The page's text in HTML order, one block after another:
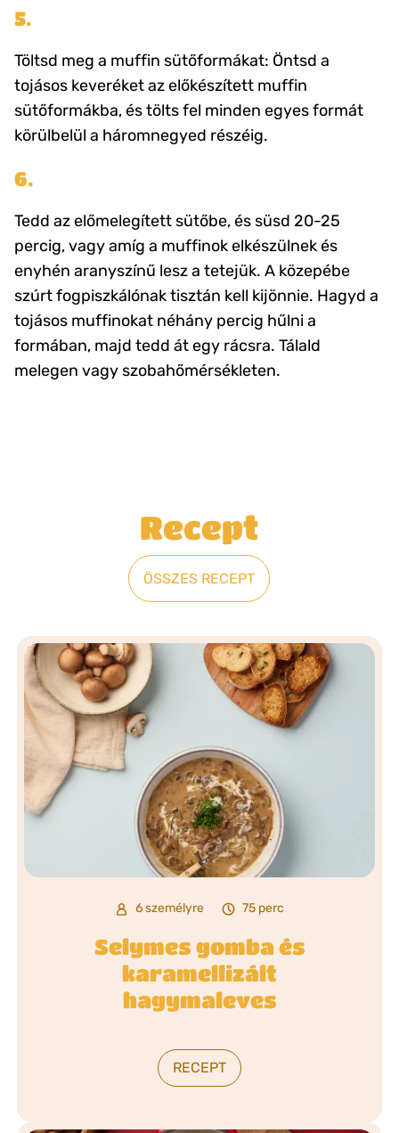
5.
Töltsd meg a muffin sütőformákat: Öntsd a
tojásos keveréket az előkészített muffin
sütőformákba, és tölts fel minden egyes formát
körülbelül a háromnegyed részéig.
6.
Tedd az előmelegített sütőbe, és süsd 20-25
percig, vagy amíg a muffinok elkészülnek és
enyhén aranyszínű lesz a tetejük. A közepébe
szúrt fogpiszkálónak tisztán kell kijönnie. Hagyd a
tojásos muffinokat néhány percig hűlni a
formában, majd tedd át egy rácsra. Tálald
melegen vagy szobahőmérsékleten.
Recept
ÖSSZES RECEPT
6 személyre 75 perc
Selymes gomba és
karamellizált
hagymaleves
RECEPT